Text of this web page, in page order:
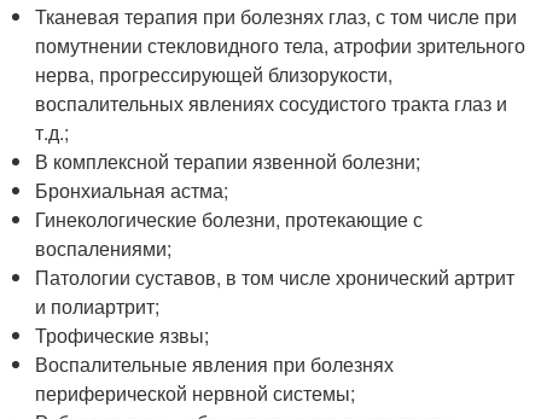
Тканевая терапия при болезнях глаз, с том числе при
помутнении стекловидного тела, атрофии зрительного
нерва, прогрессирующей близорукости,
воспалительных явлениях сосудистого тракта глаз и
т.д.;
В комплексной терапии язвенной болезни;
Бронхиальная астма;
Гинекологические болезни, протекающие с
воспалениями;
Патологии суставов, в том числе хронический артрит
и полиартрит;
Трофические язвы;
Воспалительные явления при болезнях
периферической нервной системы;